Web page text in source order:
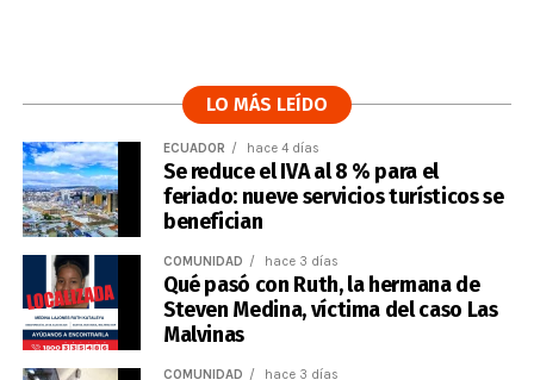
LO MÁS LEÍDO
ECUADOR hace 4 días
Se reduce el IVA al 8 % para el
feriado: nueve servicios turísticos se
benefician
COMUNIDAD hace 3 días
Qué pasó con Ruth, la hermana de
Steven Medina, víctima del caso Las
Malvinas
COMUNIDAD hace 3 días